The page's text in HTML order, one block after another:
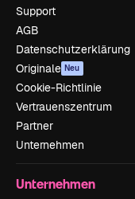
Support
AGB
Datenschutzerklärung
Originale Neu
Cookie-Richtlinie
Vertrauenszentrum
Partner
Unternehmen
Unternehmen